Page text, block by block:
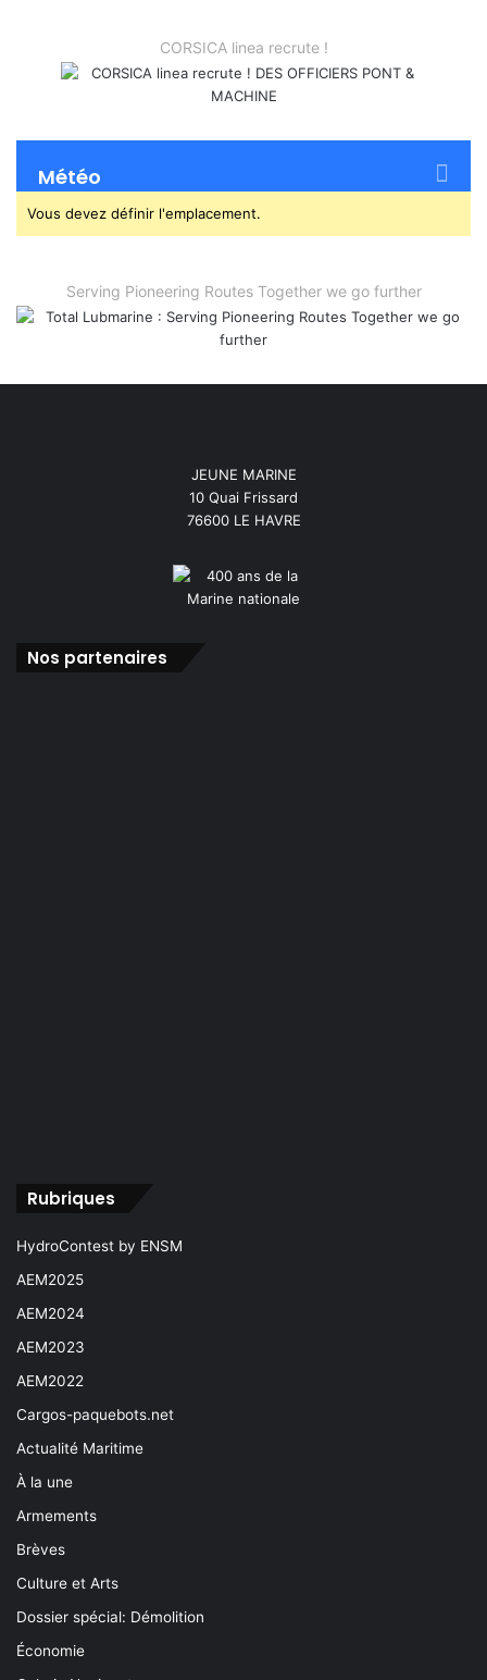
CORSICA linea recrute !
Météo
Vous devez définir l'emplacement.
Serving Pioneering Routes Together we go further
JEUNE MARINE
10 Quai Frissard
76600 LE HAVRE
Nos partenaires
Rubriques
HydroContest by ENSM
AEM2025
AEM2024
AEM2023
AEM2022
Cargos-paquebots.net
Actualité Maritime
À la une
Armements
Brèves
Culture et Arts
Dossier spécial: Démolition
Économie